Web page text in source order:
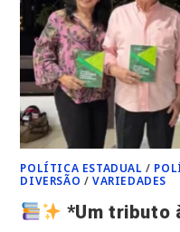
POLÍTICA ESTADUAL /
DIVERSÃO /VARIEDADES
*Um tributo